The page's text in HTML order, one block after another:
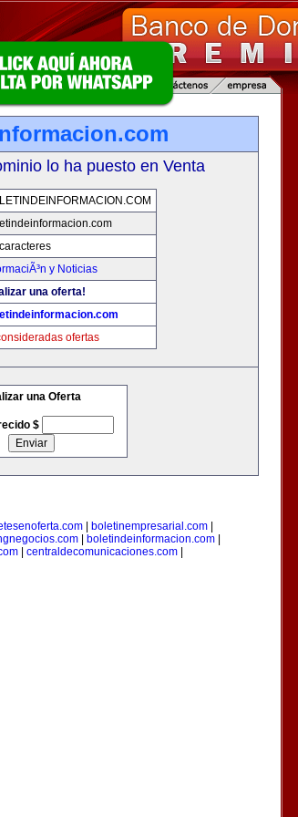
lo ha puesto en Venta
y Noticias
una oferta!
ofertas
una Oferta
$
| boletinempresarial.com|
boletindeinformacion.com
centraldecomunicaciones.com